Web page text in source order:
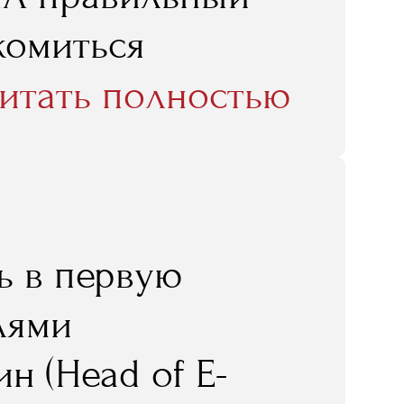
реальным
Так и должно
полностью
в первую
(Head of E-